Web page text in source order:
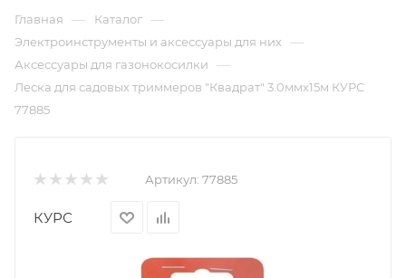
Главная — Каталог —
Электроинструменты и аксессуары для них —
Аксессуары для газонокосилки —
Леска для садовых триммеров "Квадрат" 3.0ммх15м КУРС
77885
Артикул: 77885
КУРС